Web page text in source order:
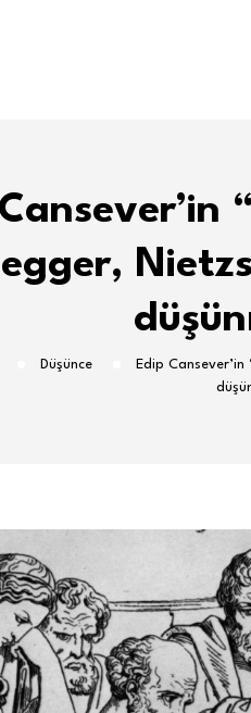
Düşünce
Edip Cansever’in